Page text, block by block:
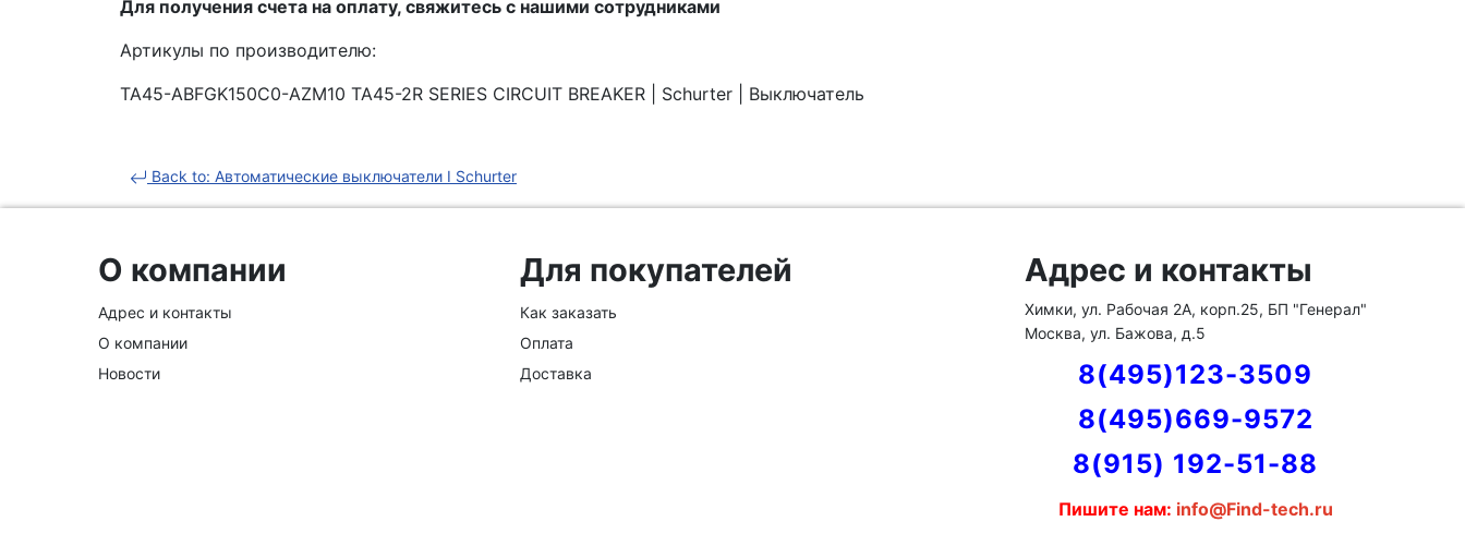
Для получения счета на оплату, свяжитесь с нашими сотрудниками
Артикулы по производителю:
TA45-ABFGK150C0-AZM10 TA45-2R SERIES CIRCUIT BREAKER | Schurter | Выключатель
Back to: Автоматические выключатели I Schurter
О компании
Адрес и контакты
О компании
Новости
Для покупателей
Как заказать
Оплата
Доставка
Адрес и контакты
Химки, ул. Рабочая 2А, корп.25, БП "Генерал"
Москва, ул. Бажова, д.5
8(495)123-3509
8(495)669-9572
8(915) 192-51-88
Пишите нам: info@Find-tech.ru